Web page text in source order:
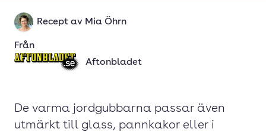
Recept av Mia Öhrn
Från
Aftonbladet
De varma jordgubbarna passar även
utmärkt till glass, pannkakor eller i